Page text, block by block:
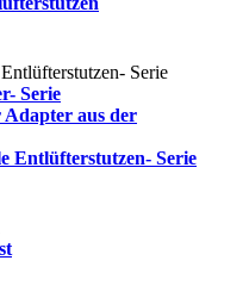
Serie
Serie
aus der
Entlüfterstutzen- Serie